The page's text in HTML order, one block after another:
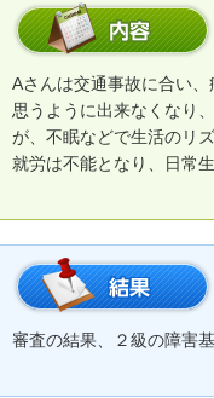
Aさんは交通事故に合い
思うように出来なくなり
が、不眠などで生活のリ
就労は不能となり、日常
結果
審査の結果、２級の障害